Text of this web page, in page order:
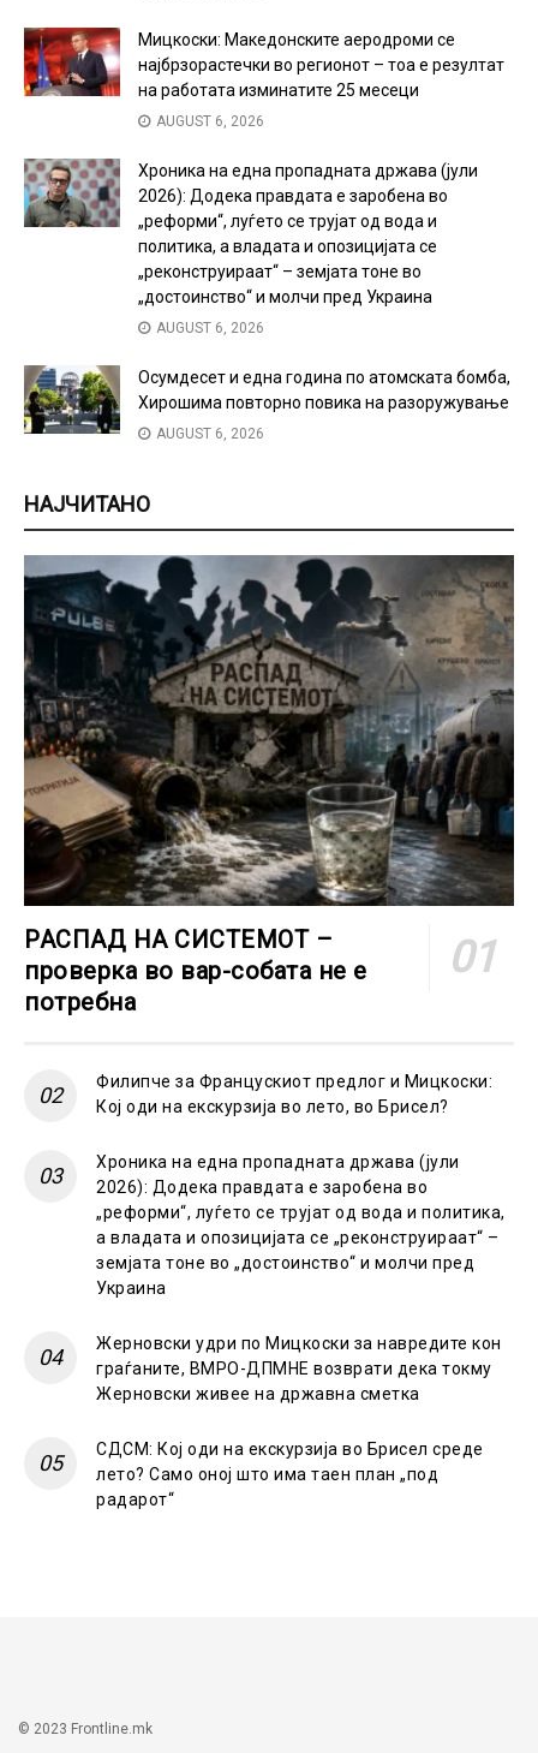
Мицкоски: Македонските аеродроми се
најбрзорастечки во регионот – тоа е резултат
на работата изминатите 25 месеци
AUGUST 6, 2026
Хроника на една пропадната држава (јули
2026): Додека правдата е заробена во
„реформи“, луѓето се трујат од вода и
политика, а владата и опозицијата се
„реконструираат“ – земјата тоне во
„достоинство“ и молчи пред Украина
AUGUST 6, 2026
Осумдесет и една година по атомската бомба,
Хирошима повторно повика на разоружување
AUGUST 6, 2026
НАЈЧИТАНО
РАСПАД НА СИСТЕМОТ –
проверка во вар-собата не е
потребна
Филипче за Францускиот предлог и Мицкоски:
Кој оди на екскурзија во лето, во Брисел?
Хроника на една пропадната држава (јули
2026): Додека правдата е заробена во
„реформи“, луѓето се трујат од вода и политика,
а владата и опозицијата се „реконструираат“ –
земјата тоне во „достоинство“ и молчи пред
Украина
Жерновски удри по Мицкоски за навредите кон
граѓаните, ВМРО-ДПМНЕ возврати дека токму
Жерновски живее на државна сметка
СДСМ: Кој оди на екскурзија во Брисел среде
лето? Само оној што има таен план „под
радарот“
© 2023 Frontline.mk